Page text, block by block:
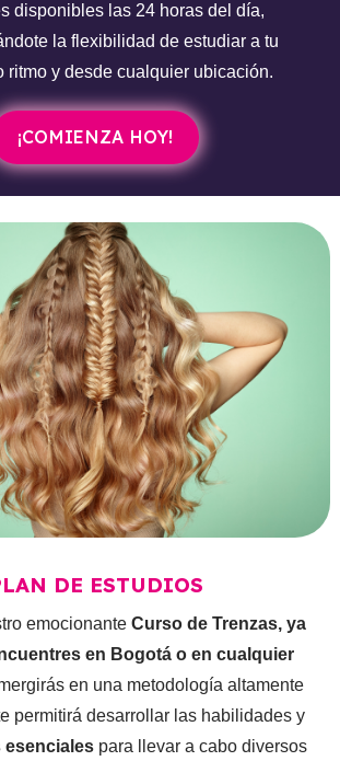
disponibles las 24 horas del día,
la flexibilidad de estudiar a tu
ritmo y desde cualquier ubicación.
¡COMIENZA HOY!
DE ESTUDIOS
emocionante Curso de Trenzas, ya
en Bogotá o en cualquier
en una metodología altamente
permitirá desarrollar las habilidades y
esencialespara llevar a cabo diversos